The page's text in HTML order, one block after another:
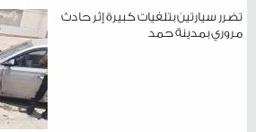
تضرر سيارتين بتلفيات كبيرة إثر حادث
مروري بمدينة حمد